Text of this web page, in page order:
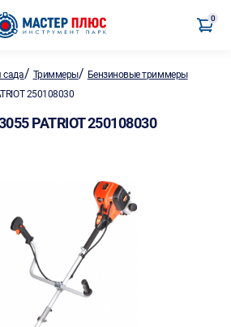
0
сада/ Триммеры/ Бензиновые триммеры
250108030
PATRIOT 250108030